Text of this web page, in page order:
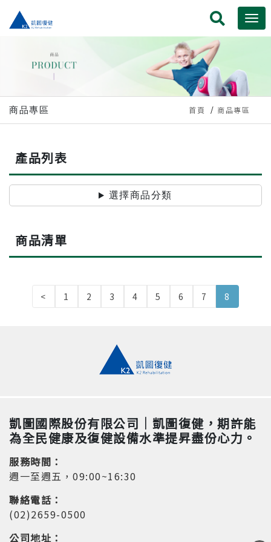
商品專區 首頁 商品專區
產品列表
選擇商品分類
商品清單
< 1 2 3 4 5 6 7 8
凱圖國際股份有限公司｜凱圖復健，期許能
為全民健康及復健設備水準提昇盡份心力。
服務時間：
週一至週五，09:00~16:30
聯絡電話：
(02)2659-0500
公司地址：